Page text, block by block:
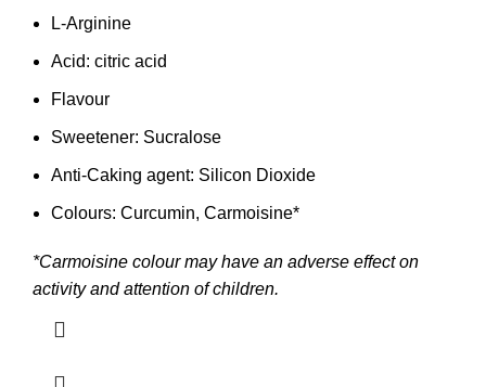
L-Arginine
Acid: citric acid
Flavour
Sweetener: Sucralose
Anti-Caking agent: Silicon Dioxide
Colours: Curcumin, Carmoisine*
*Carmoisine colour may have an adverse effect on
activity and attention of children.